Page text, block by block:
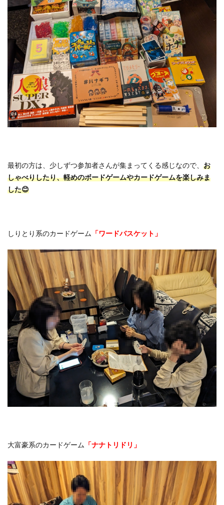
最初の方は、少しずつ参加者さんが集まってくる感じなので、 お
しゃべりしたり、軽めのボードゲームやカードゲームを楽しみま
した😊
しりとり系のカードゲーム 「ワードバスケット」
大富豪系のカードゲーム 「ナナトリドリ」